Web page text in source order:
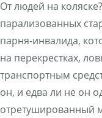
От людей на
парализованных
парня-инвалида,
на перекрестках,
транспортным
он, и едва ли не он
отретушированный